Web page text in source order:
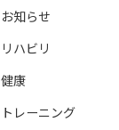
お知らせ
リハビリ
健康
トレーニング